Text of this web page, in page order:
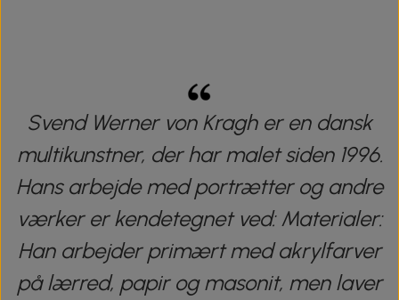
Svend Werner von Kragh er en dansk
multikunstner, der har malet siden 1996.
Hans arbejde med portrætter og andre
værker er kendetegnet ved: Materialer:
Han arbejder primært med akrylfarver
på lærred, papir og masonit, men laver